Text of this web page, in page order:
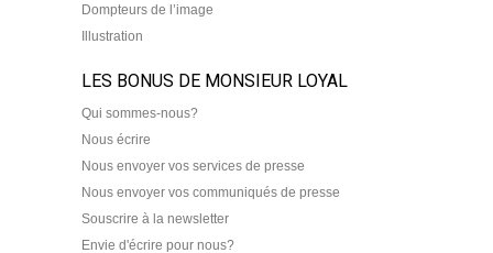
Dompteurs de l’image
Illustration
LES BONUS DE MONSIEUR LOYAL
Qui sommes-nous?
Nous écrire
Nous envoyer vos services de presse
Nous envoyer vos communiqués de presse
Souscrire à la newsletter
Envie d'écrire pour nous?